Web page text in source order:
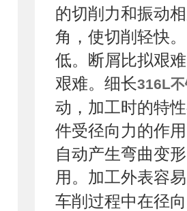
的切削力和振动
角，使切削轻快
低。断屑比拟艰
艰难。细长316L
动，加工时的特
件受径向力的作
自动产生弯曲变
用。加工外表容
车削过程中在径